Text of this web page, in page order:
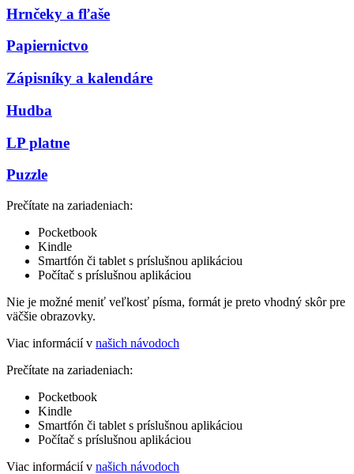
Hrnčeky a fľaše
Papiernictvo
Zápisníky a kalendáre
Hudba
LP platne
Puzzle
Prečítate na zariadeniach:
Pocketbook
Kindle
Smartfón či tablet s príslušnou aplikáciou
Počítač s príslušnou aplikáciou
Nie je možné meniť veľkosť písma, formát je preto vhodný skôr pre
väčšie obrazovky.
Viac informácií v našich návodoch
Prečítate na zariadeniach:
Pocketbook
Kindle
Smartfón či tablet s príslušnou aplikáciou
Počítač s príslušnou aplikáciou
Viac informácií v našich návodoch